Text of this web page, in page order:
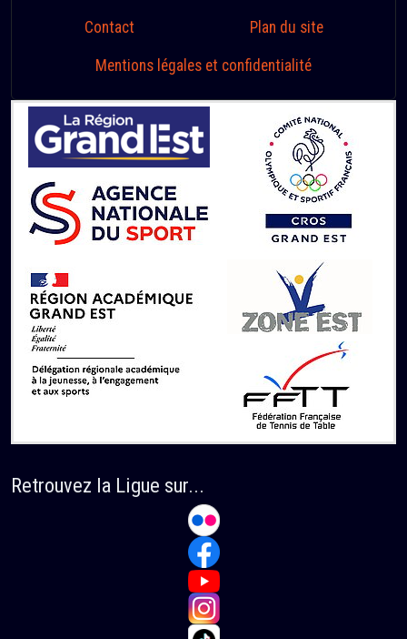
Contact Plan du site
Mentions légales et confidentialité
Retrouvez la Ligue sur...